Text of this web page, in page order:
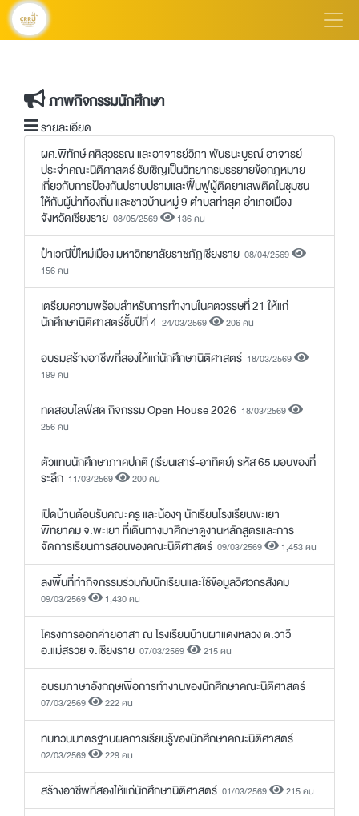
ภาพกิจกรรมนักศึกษา
รายละเอียด
ผศ.พิทักษ์ ศศิสุวรรณ และอาจารย์วิภา พันธนะบูรณ์ อาจารย์
ประจำคณะนิติศาสตร์ รับเชิญเป็นวิทยากรบรรยายข้อกฎหมาย
เกี่ยวกับการป้องกันปราบปรามและฟื้นฟูผู้ติดยาเสพติดในชุมชน
ให้กับผู้นำท้องถิ่น และชาวบ้านหมู่ 9 ตำบลท่าสุด อำเภอเมือง
จังหวัดเชียงราย 08/05/2569 136 คน
ป๋าเวณีปี๋ใหม่เมือง มหาวิทยาลัยราชภัฏเชียงราย 08/04/2569
156 คน
เตรียมความพร้อมสำหรับการทำงานในศตวรรษที่ 21 ให้แก่
นักศึกษานิติศาสตร์ชั้นปีที่ 4 24/03/2569 206 คน
อบรมสร้างอาชีพที่สองให้แก่นักศึกษานิติศาสตร์ 18/03/2569
199 คน
ทดสอบไลฟ์สด กิจกรรม Open House 2026 18/03/2569
256 คน
ตัวแทนนักศึกษาภาคปกติ (เรียนเสาร์-อาทิตย์) รหัส 65 มอบของที่
ระลึก 11/03/2569 200 คน
เปิดบ้านต้อนรับคณะครู และน้องๆ นักเรียนโรงเรียนพะเยา
พิทยาคม จ.พะเยา ที่เดินทางมาศึกษาดูงานหลักสูตรและการ
จัดการเรียนการสอนของคณะนิติศาสตร์ 09/03/2569 1,453 คน
ลงพื้นที่ทำกิจกรรมร่วมกับนักเรียนและใช้ข้อมูลวิศวกรสังคม
09/03/2569 1,430 คน
โครงการออกค่ายอาสา ณ โรงเรียนบ้านผาแดงหลวง ต.วาวี
อ.แม่สรวย จ.เชียงราย 07/03/2569 215 คน
อบรมภาษาอังกฤษเพื่อการทำงานของนักศึกษาคณะนิติศาสตร์
07/03/2569 222 คน
ทบทวนมาตรฐานผลการเรียนรู้ของนักศึกษาคณะนิติศาสตร์
02/03/2569 229 คน
สร้างอาชีพที่สองให้แก่นักศึกษานิติศาสตร์ 01/03/2569 215 คน